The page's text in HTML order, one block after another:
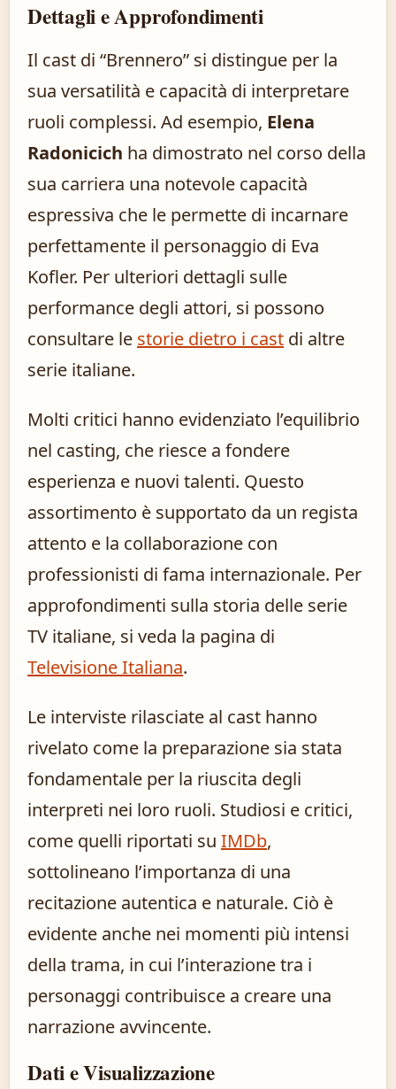
Dettagli e Approfondimenti
Il cast di “Brennero” si distingue per la
sua versatilità e capacità di interpretare
ruoli complessi. Ad esempio, Elena
Radonicich ha dimostrato nel corso della
sua carriera una notevole capacità
espressiva che le permette di incarnare
perfettamente il personaggio di Eva
Kofler. Per ulteriori dettagli sulle
performance degli attori, si possono
consultare le storie dietro i cast di altre
serie italiane.
Molti critici hanno evidenziato l’equilibrio
nel casting, che riesce a fondere
esperienza e nuovi talenti. Questo
assortimento è supportato da un regista
attento e la collaborazione con
professionisti di fama internazionale. Per
approfondimenti sulla storia delle serie
TV italiane, si veda la pagina di
Televisione Italiana.
Le interviste rilasciate al cast hanno
rivelato come la preparazione sia stata
fondamentale per la riuscita degli
interpreti nei loro ruoli. Studiosi e critici,
come quelli riportati su IMDb,
sottolineano l’importanza di una
recitazione autentica e naturale. Ciò è
evidente anche nei momenti più intensi
della trama, in cui l’interazione tra i
personaggi contribuisce a creare una
narrazione avvincente.
Dati e Visualizzazione